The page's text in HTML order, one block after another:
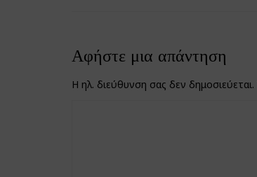
Αφήστε μια απάντηση
Η ηλ. διεύθυνση σας δεν δημοσιεύεται.